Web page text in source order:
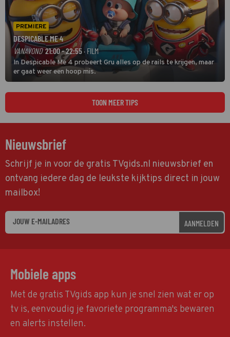
PREMIERE
DESPICABLE ME 4
VANAVOND 21:00 - 22:55 · FILM
In Despicable Me 4 probeert Gru alles op de rails te krijgen, maar
er gaat weer een hoop mis.
TOON MEER TIPS
Nieuwsbrief
Schrijf je in voor de gratis TVgids.nl nieuwsbrief en
ontvang iedere dag de leukste kijktips direct in jouw
mailbox!
AANMELDEN
Mobiele apps
Met de gratis TVgids app kun je snel zien wat er op
tv is, eenvoudig je favoriete programma's bewaren
en alerts instellen.